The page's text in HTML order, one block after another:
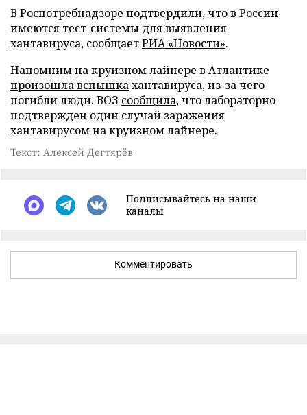
В Роспотребнадзоре подтвердили, что в России
имеются тест-системы для выявления
хантавируса, сообщаетРИА «Новости».
Напомним на круизном лайнере в Атлантике
произошла вспышкахантавируса, из-за чего
погибли люди. ВОЗ сообщила, что лабораторно
подтвержден один случай заражения
хантавирусом на круизном лайнере.
Текст: Алексей Дегтярёв
Подписывайтесь на наши
каналы
Комментировать